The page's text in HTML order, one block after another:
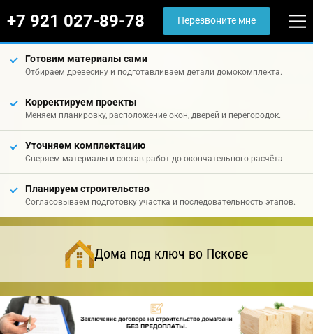
+7 921 027-89-78 Перезвоните мне
Готовим материалы сами
Отбираем древесину и подготавливаем детали домокомплекта.
Корректируем проекты
Меняем планировку, расположение окон, дверей и перегородок.
Уточняем комплектацию
Сверяем материалы и состав работ до окончательного расчёта.
Планируем строительство
Согласовываем подготовку участка и последовательность этапов.
Дома под ключ во Пскове